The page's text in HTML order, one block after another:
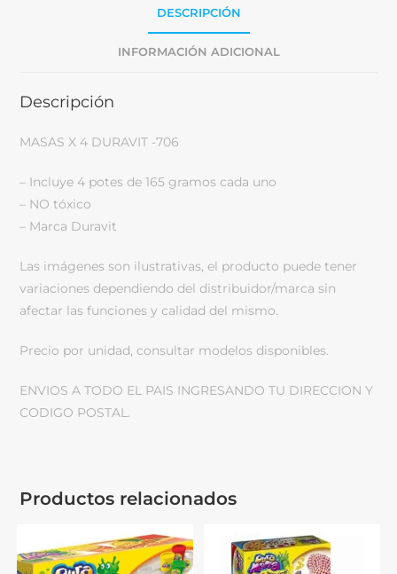
DESCRIPCIÓN
INFORMACIÓN ADICIONAL
Descripción
MASAS X 4 DURAVIT -706
– Incluye 4 potes de 165 gramos cada uno
– NO tóxico
– Marca Duravit
Las imágenes son ilustrativas, el producto puede tener
variaciones dependiendo del distribuidor/marca sin
afectar las funciones y calidad del mismo.
Precio por unidad, consultar modelos disponibles.
ENVIOS A TODO EL PAIS INGRESANDO TU DIRECCION Y
CODIGO POSTAL.
Productos relacionados